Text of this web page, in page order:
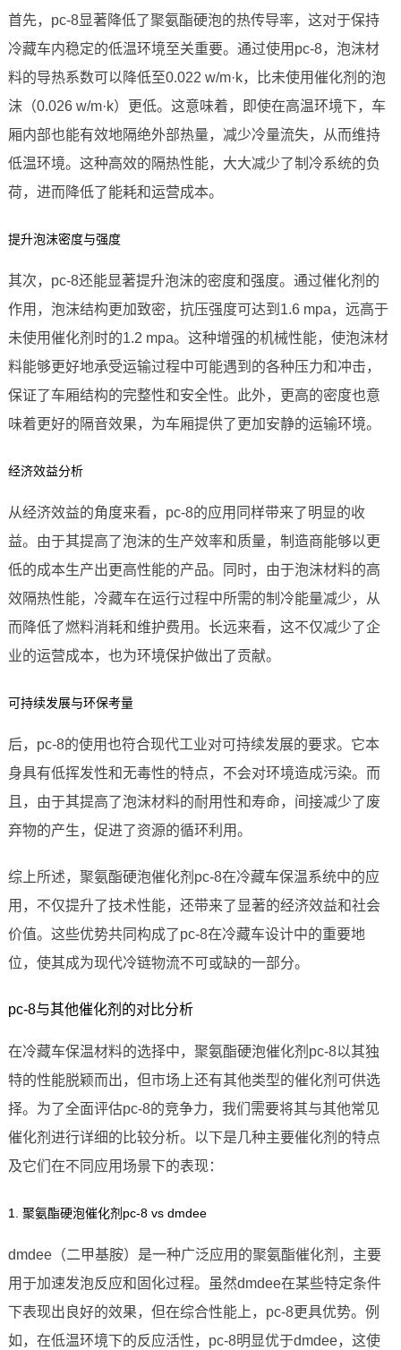
首先，pc-8显著降低了聚氨酯硬泡的热传导率，这对于保持
冷藏车内稳定的低温环境至关重要。通过使用pc-8，泡沫材
料的导热系数可以降低至0.022 w/m·k，比未使用催化剂的泡
沫（0.026 w/m·k）更低。这意味着，即使在高温环境下，车
厢内部也能有效地隔绝外部热量，减少冷量流失，从而维持
低温环境。这种高效的隔热性能，大大减少了制冷系统的负
荷，进而降低了能耗和运营成本。
提升泡沫密度与强度
其次，pc-8还能显著提升泡沫的密度和强度。通过催化剂的
作用，泡沫结构更加致密，抗压强度可达到1.6 mpa，远高于
未使用催化剂时的1.2 mpa。这种增强的机械性能，使泡沫材
料能够更好地承受运输过程中可能遇到的各种压力和冲击，
保证了车厢结构的完整性和安全性。此外，更高的密度也意
味着更好的隔音效果，为车厢提供了更加安静的运输环境。
经济效益分析
从经济效益的角度来看，pc-8的应用同样带来了明显的收
益。由于其提高了泡沫的生产效率和质量，制造商能够以更
低的成本生产出更高性能的产品。同时，由于泡沫材料的高
效隔热性能，冷藏车在运行过程中所需的制冷能量减少，从
而降低了燃料消耗和维护费用。长远来看，这不仅减少了企
业的运营成本，也为环境保护做出了贡献。
可持续发展与环保考量
后，pc-8的使用也符合现代工业对可持续发展的要求。它本
身具有低挥发性和无毒性的特点，不会对环境造成污染。而
且，由于其提高了泡沫材料的耐用性和寿命，间接减少了废
弃物的产生，促进了资源的循环利用。
综上所述，聚氨酯硬泡催化剂pc-8在冷藏车保温系统中的应
用，不仅提升了技术性能，还带来了显著的经济效益和社会
价值。这些优势共同构成了pc-8在冷藏车设计中的重要地
位，使其成为现代冷链物流不可或缺的一部分。
pc-8与其他催化剂的对比分析
在冷藏车保温材料的选择中，聚氨酯硬泡催化剂pc-8以其独
特的性能脱颖而出，但市场上还有其他类型的催化剂可供选
择。为了全面评估pc-8的竞争力，我们需要将其与其他常见
催化剂进行详细的比较分析。以下是几种主要催化剂的特点
及它们在不同应用场景下的表现：
1. 聚氨酯硬泡催化剂pc-8 vs dmdee
dmdee（二甲基胺）是一种广泛应用的聚氨酯催化剂，主要
用于加速发泡反应和固化过程。虽然dmdee在某些特定条件
下表现出良好的效果，但在综合性能上，pc-8更具优势。例
如，在低温环境下的反应活性，pc-8明显优于dmdee，这使